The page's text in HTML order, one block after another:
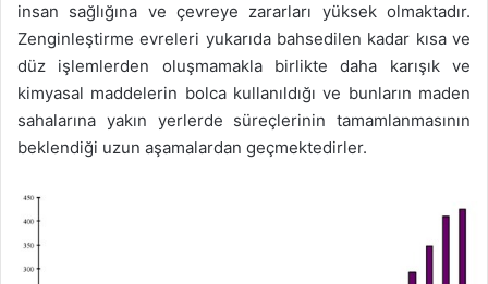
insan sağlığına ve çevreye zararları yüksek olmaktadır.
Zenginleştirme evreleri yukarıda bahsedilen kadar kısa ve
düz işlemlerden oluşmamakla birlikte daha karışık ve
kimyasal maddelerin bolca kullanıldığı ve bunların maden
sahalarına yakın yerlerde süreçlerinin tamamlanmasının
beklendiği uzun aşamalardan geçmektedirler.